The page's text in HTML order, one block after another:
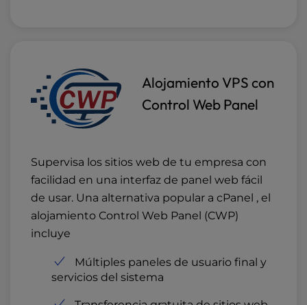
Alojamiento VPS con
Control Web Panel
Supervisa los sitios web de tu empresa con
facilidad en una interfaz de panel web fácil
de usar. Una alternativa popular a cPanel , el
alojamiento Control Web Panel (CWP)
incluye
Múltiples paneles de usuario final y
servicios del sistema